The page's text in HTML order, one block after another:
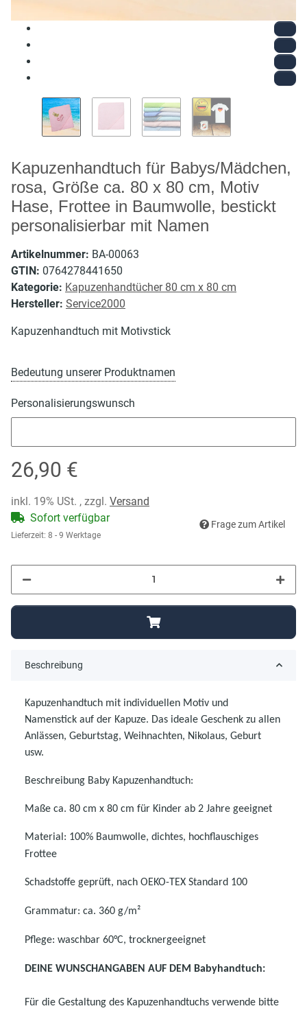
Kapuzenhandtuch für Babys/Mädchen,
rosa, Größe ca. 80 x 80 cm, Motiv
Hase, Frottee in Baumwolle, bestickt
personalisierbar mit Namen
Artikelnummer: BA-00063
GTIN: 0764278441650
Kategorie: Kapuzenhandtücher 80 cm x 80 cm
Hersteller: Service2000
Kapuzenhandtuch mit Motivstick
Bedeutung unserer Produktnamen
Personalisierungswunsch
26,90 €
inkl. 19% USt. , zzgl. Versand
Sofort verfügbar
Lieferzeit: 8 - 9 Werktage
Frage zum Artikel
Beschreibung
Kapuzenhandtuch mit individuellen Motiv und
Namenstick auf der Kapuze. Das ideale Geschenk zu allen
Anlässen, Geburtstag, Weihnachten, Nikolaus, Geburt
usw.
Beschreibung Baby Kapuzenhandtuch:
Maße ca. 80 cm x 80 cm für Kinder ab 2 Jahre geeignet
Material: 100% Baumwolle, dichtes, hochflauschiges
Frottee
Schadstoffe geprüft, nach OEKO-TEX Standard 100
Grammatur: ca. 360 g/m²
Pflege: waschbar 60°C, trocknergeeignet
DEINE WUNSCHANGABEN AUF DEM Babyhandtuch:
Für die Gestaltung des Kapuzenhandtuchs verwende bitte